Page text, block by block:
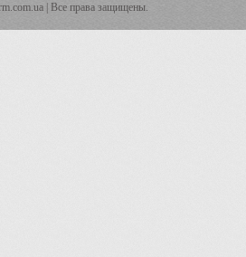
| Все права защищены.